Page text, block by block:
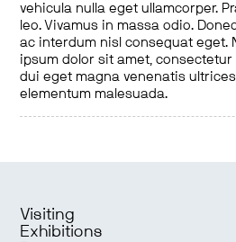
vehicula nulla eget ullamcorper.
leo. Vivamus in massa odio.
ac interdum nisl consequat eget.
ipsum dolor sit amet, consectetur
dui eget magna venenatis
elementum malesuada.
Visiting
Exhibitions